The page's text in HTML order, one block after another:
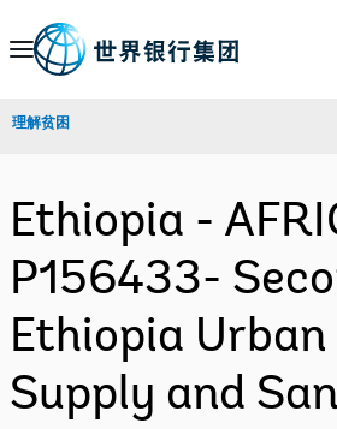
Skip
Navigation
理解贫困
Ethiopia -
P156433-
Ethiopia
Supply and